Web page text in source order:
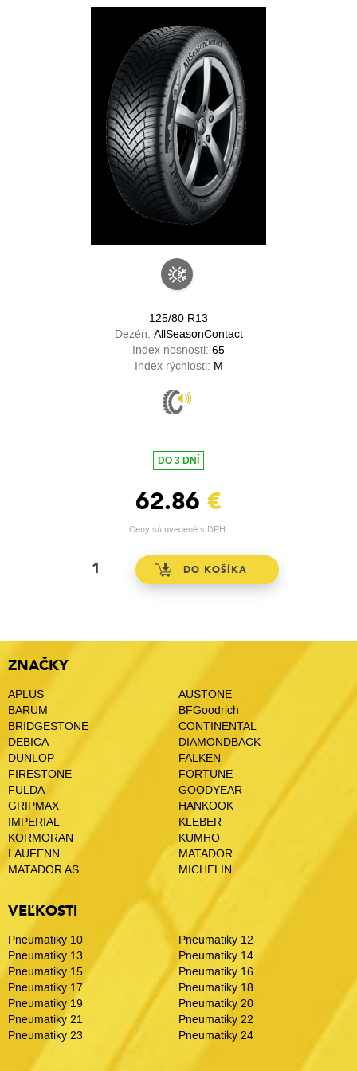
125/80 R13
Dezén: AllSeasonContact
Index nosnosti: 65
Index rýchlosti: M
DO 3 DNÍ
62.86 €
Ceny sú uvedené s DPH.
ZNAČKY
APLUS
AUSTONE
BARUM
BFGoodrich
BRIDGESTONE
CONTINENTAL
DEBICA
DIAMONDBACK
DUNLOP
FALKEN
FIRESTONE
FORTUNE
FULDA
GOODYEAR
GRIPMAX
HANKOOK
IMPERIAL
KLEBER
KORMORAN
KUMHO
LAUFENN
MATADOR
MATADOR AS
MICHELIN
VEĽKOSTI
Pneumatiky 10
Pneumatiky 12
Pneumatiky 13
Pneumatiky 14
Pneumatiky 15
Pneumatiky 16
Pneumatiky 17
Pneumatiky 18
Pneumatiky 19
Pneumatiky 20
Pneumatiky 21
Pneumatiky 22
Pneumatiky 23
Pneumatiky 24